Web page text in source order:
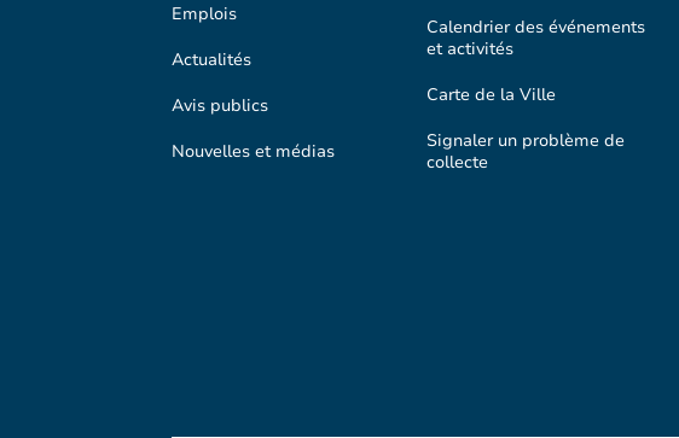
Emplois
Actualités
Avis publics
Nouvelles et médias
Calendrier des événements
et activités
Carte de la Ville
Signaler un problème de
collecte